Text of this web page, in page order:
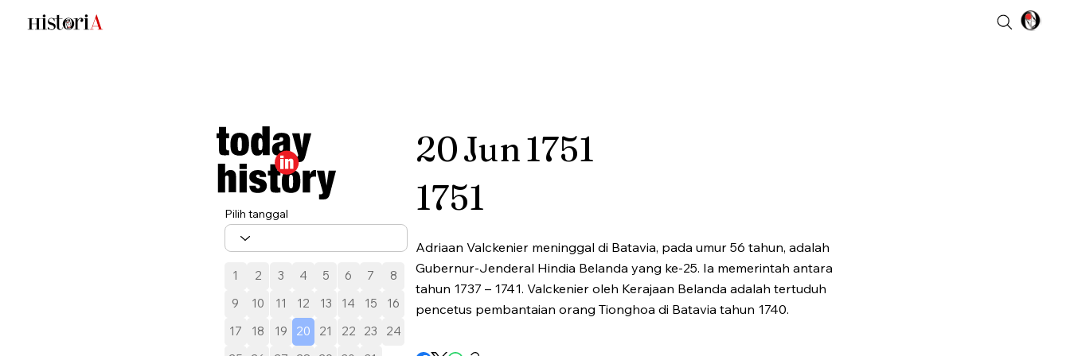
Pilih tanggal
1 2 3 4 5 6 7
8
9
10 11 12 13 14 15
16
17
18 19 20 21 22 23
24
20Jun1751
1751
Adriaan Valckenier meninggal di Batavia, pada umur 56 tahun, adalah
Gubernur-Jenderal Hindia Belanda yang ke-25. Ia memerintah antara
tahun 1737 – 1741. Valckenier oleh Kerajaan Belanda adalah tertuduh
pencetus pembantaian orang Tionghoa di Batavia tahun 1740.